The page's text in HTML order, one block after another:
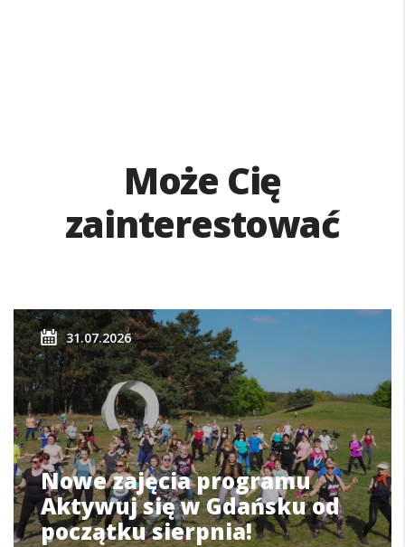
Może Cię
zainterestować
31.07.2026
Nowe zajęcia programu
Aktywuj się w Gdańsku od
początku sierpnia!